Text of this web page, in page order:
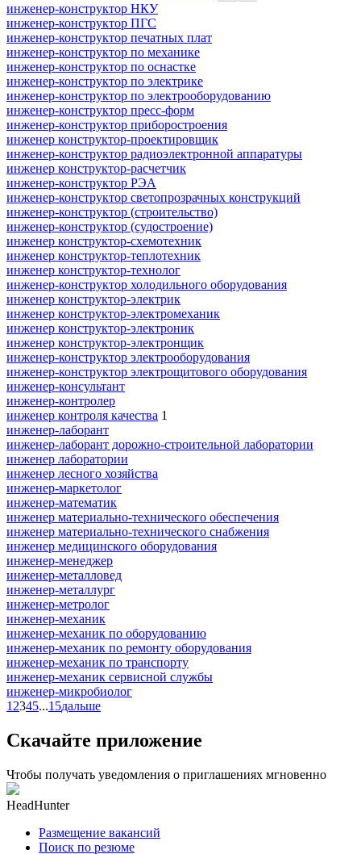
инженер-конструктор НКУ
инженер-конструктор ПГС
инженер-конструктор печатных плат
инженер-конструктор по механике
инженер-конструктор по оснастке
инженер-конструктор по электрике
инженер-конструктор по электрооборудованию
инженер-конструктор пресс-форм
инженер-конструктор приборостроения
инженер конструктор-проектировщик
инженер-конструктор радиоэлектронной аппаратуры
инженер конструктор-расчетчик
инженер-конструктор РЭА
инженер-конструктор светопрозрачных конструкций
инженер-конструктор (строительство)
инженер-конструктор (судостроение)
инженер конструктор-схемотехник
инженер конструктор-теплотехник
инженер конструктор-технолог
инженер-конструктор холодильного оборудования
инженер конструктор-электрик
инженер конструктор-электромеханик
инженер конструктор-электроник
инженер конструктор-электронщик
инженер-конструктор электрооборудования
инженер-конструктор электрощитового оборудования
инженер-консультант
инженер-контролер
инженер контроля качества 1
инженер-лаборант
инженер-лаборант дорожно-строительной лаборатории
инженер лаборатории
инженер лесного хозяйства
инженер-маркетолог
инженер-математик
инженер материально-технического обеспечения
инженер материально-технического снабжения
инженер медицинского оборудования
инженер-менеджер
инженер-металловед
инженер-металлург
инженер-метролог
инженер-механик
инженер-механик по оборудованию
инженер-механик по ремонту оборудования
инженер-механик по транспорту
инженер-механик сервисной службы
инженер-микробиолог
1 2345...15дальше
Скачайте приложение
Чтобы получать уведомления о приглашениях мгновенно
HeadHunter
Размещение вакансий
Поиск по резюме